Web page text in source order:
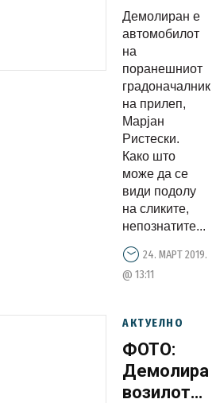
на
на Прилеп
Марјан
Ристески
Демолиран е
автомобилот
на
поранешниот
градоначалник
на прилеп,
Марјан
Ристески.
Како што
може да се
види подолу
на сликите,
непознатите...
24. МАРТ 2019.
@ 13:11
АКТУЕЛНО
ФОТО:
возилото